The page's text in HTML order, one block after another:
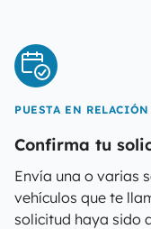
PUESTA EN RELACIÓN
Confirma tu
Envía una o varias
vehículos que te
solicitud haya sido